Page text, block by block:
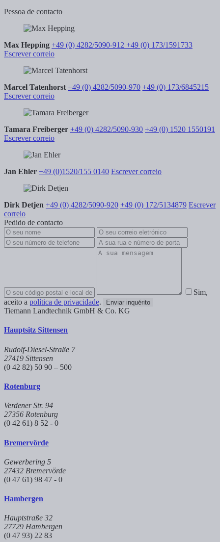
Pessoa de contacto
Max Hepping +49 (0) 4282/5090-912 +49 (0) 173/1591733
Escrever correio
Marcel Tatenhorst +49 (0) 4282/5090-970 +49 (0) 173/6845215
Escrever correio
Tamara Freiberger +49 (0) 4282/5090-930 +49 (0) 1520 1550191
Escrever correio
Jan Ehler +49 (0)1520/155 0140 Escrever correio
Dirk Detjen +49 (0) 4282/5090-920 +49 (0) 172/5134879 Escrever
correio
Pedido de contacto
Sim,
aceito a política de privacidade. Enviar inquérito
Tiemann Landtechnik GmbH & Co. KG
Hauptsitz Sittensen
Rudolf-Diesel-Straße 7
27419 Sittensen
(0 42 82) 50 90 – 500
Rotenburg
Verdener Str. 94
27356 Rotenburg
(0 42 61) 8 52 - 0
Bremervörde
Gewerbering 5
27432 Bremervörde
(0 47 61) 98 47 - 0
Hambergen
Hauptstraße 32
27729 Hambergen
(0 47 93) 22 83